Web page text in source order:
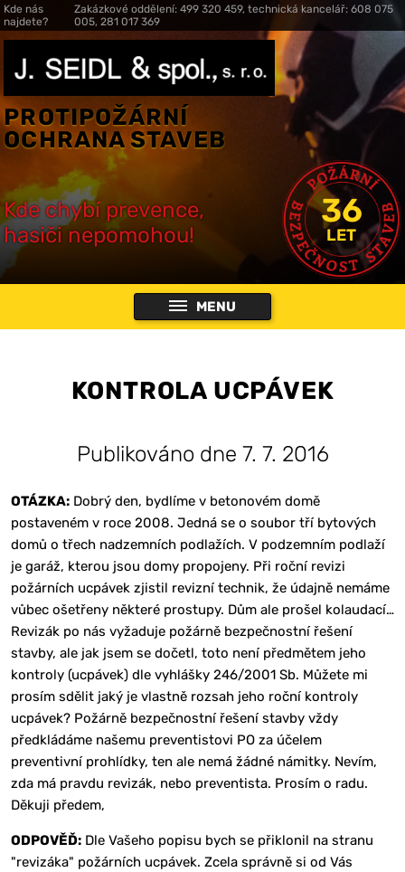
Kde nás
najdete?
Zakázkové oddělení: 499 320 459, technická kancelář: 608 075
005, 281 017 369
PROTIPOŽÁRNÍ
OCHRANA STAVEB
Kde chybí prevence,
hasiči nepomohou!
36
LET
MENU
KONTROLA UCPÁVEK
Publikováno dne 7. 7. 2016
OTÁZKA:Dobrý den, bydlíme v betonovém domě
postaveném v roce 2008. Jedná se o soubor tří bytových
domů o třech nadzemních podlažích. V podzemním podlaží
je garáž, kterou jsou domy propojeny. Při roční revizi
požárních ucpávek zjistil revizní technik, že údajně nemáme
vůbec ošetřeny některé prostupy. Dům ale prošel kolaudací…
Revizák po nás vyžaduje požárně bezpečnostní řešení
stavby, ale jak jsem se dočetl, toto není předmětem jeho
kontroly (ucpávek) dle vyhlášky 246/2001 Sb. Můžete mi
prosím sdělit jaký je vlastně rozsah jeho roční kontroly
ucpávek? Požárně bezpečnostní řešení stavby vždy
předkládáme našemu preventistovi PO za účelem
preventivní prohlídky, ten ale nemá žádné námitky. Nevím,
zda má pravdu revizák, nebo preventista. Prosím o radu.
Děkuji předem,
ODPOVĚĎ:Dle Vašeho popisu bych se přiklonil na stranu
"revizáka" požárních ucpávek. Zcela správně si od Vás